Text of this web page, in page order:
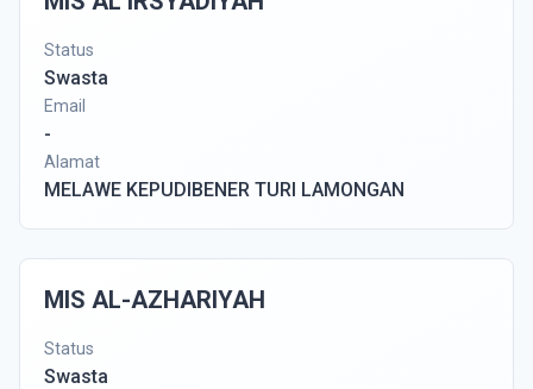
Status
Swasta
Email
-
Alamat
MELAWE KEPUDIBENER TURI LAMONGAN
MIS AL-AZHARIYAH
Status
Swasta